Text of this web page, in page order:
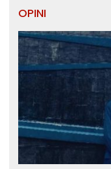
OPINI